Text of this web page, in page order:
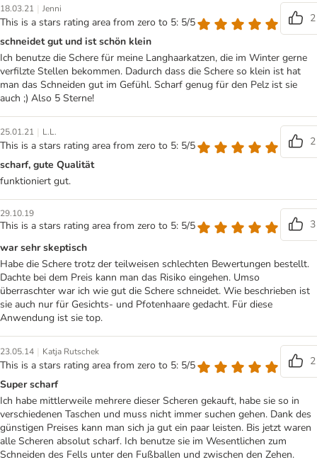
18.03.21 | Jenni
This is a stars rating area from zero to 5: 5/5
2
schneidet gut und ist schön klein
Ich benutze die Schere für meine Langhaarkatzen, die im Winter gerne
verfilzte Stellen bekommen. Dadurch dass die Schere so klein ist hat
man das Schneiden gut im Gefühl. Scharf genug für den Pelz ist sie
auch ;) Also 5 Sterne!
25.01.21 | L.L.
This is a stars rating area from zero to 5: 5/5
2
scharf, gute Qualität
funktioniert gut.
29.10.19
This is a stars rating area from zero to 5: 5/5
3
war sehr skeptisch
Habe die Schere trotz der teilweisen schlechten Bewertungen bestellt.
Dachte bei dem Preis kann man das Risiko eingehen. Umso
überraschter war ich wie gut die Schere schneidet. Wie beschrieben ist
sie auch nur für Gesichts- und Pfotenhaare gedacht. Für diese
Anwendung ist sie top.
23.05.14 | Katja Rutschek
This is a stars rating area from zero to 5: 5/5
2
Super scharf
Ich habe mittlerweile mehrere dieser Scheren gekauft, habe sie so in
verschiedenen Taschen und muss nicht immer suchen gehen. Dank des
günstigen Preises kann man sich ja gut ein paar leisten. Bis jetzt waren
alle Scheren absolut scharf. Ich benutze sie im Wesentlichen zum
Schneiden des Fells unter den Fußballen und zwischen den Zehen.